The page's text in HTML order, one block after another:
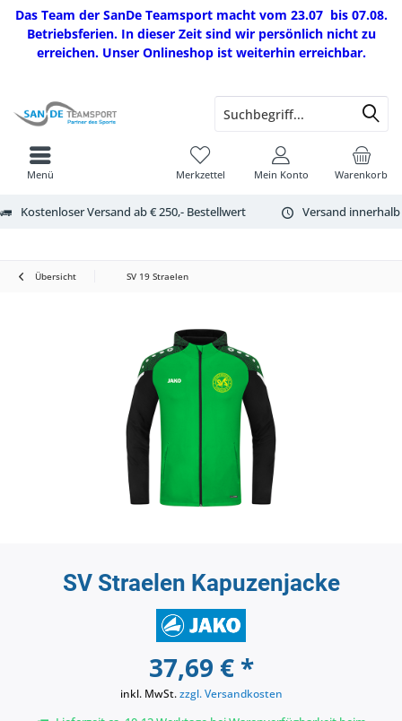
Das Team der SanDe Teamsport macht vom 23.07 bis 07.08.
Betriebsferien. In dieser Zeit sind wir persönlich nicht zu
erreichen. Unser Onlineshop ist weiterhin erreichbar.
Kostenloser Versand ab € 250,- Bestellwert Versand
Warenkorb
Merkzettel Mein Konto
Menü
Übersicht SV 19 Straelen
SV Straelen Kapuzenjacke
37,69 € *
inkl. MwSt.zzgl. Versandkosten